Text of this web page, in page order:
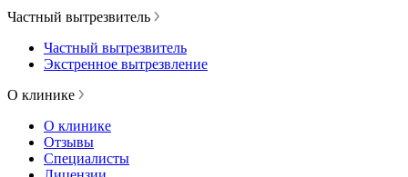
Частный вытрезвитель
Частный вытрезвитель
Экстренное вытрезвление
О клинике
О клинике
Отзывы
Специалисты